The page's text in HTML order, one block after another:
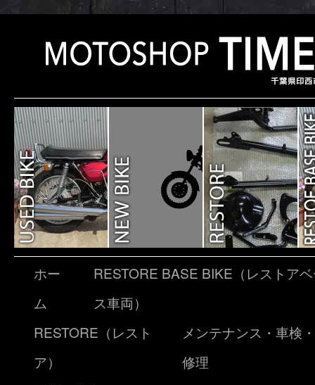
ホー
ム
RESTORE BASE BIKE（レストア
ス車両）
RESTORE（レスト
ア）
メンテナンス・車検・
修理